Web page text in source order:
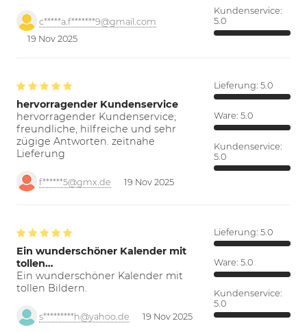
c*****a.f*******9@gmail.com
19 Nov 2025
Kundenservice:
5.0
hervorragender Kundenservice
hervorragender Kundenservice;
freundliche, hilfreiche und sehr
zügige Antworten. zeitnahe
Lieferung
f******5@gmx.de 19 Nov 2025
Lieferung: 5.0
Ware: 5.0
Kundenservice:
5.0
Ein wunderschöner Kalender mit
tollen…
Ein wunderschöner Kalender mit
tollen Bildern.
s*********h@yahoo.de 19 Nov 2025
Lieferung: 5.0
Ware: 5.0
Kundenservice:
5.0